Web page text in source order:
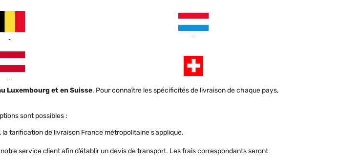
Luxembourg et en Suisse. Pour connaître les spécificités de livraison de chaque pays,
sont possibles :
tarification de livraison France métropolitaine s’applique.
service client afin d’établir un devis de transport. Les frais correspondants seront